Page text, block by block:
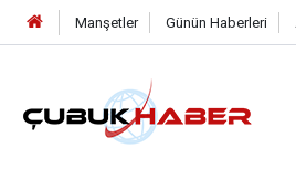
Manşetler Günün Haberleri